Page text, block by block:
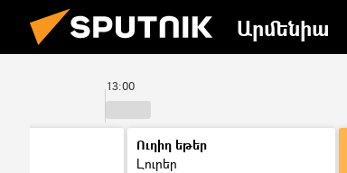
Արմենիա
13:00
Ուղիղ եթեր
Լուրեր